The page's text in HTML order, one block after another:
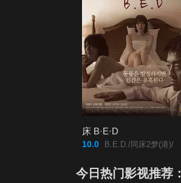
床 B·E·D
10.0 B.E.D./同床2梦(港)/
今日热门影视推荐：